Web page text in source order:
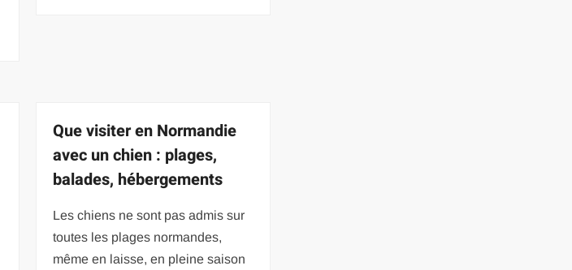
Que visiter en Normandie
avec un chien : plages,
balades, hébergements
Les chiens ne sont pas admis sur
toutes les plages normandes,
même en laisse, en pleine saison